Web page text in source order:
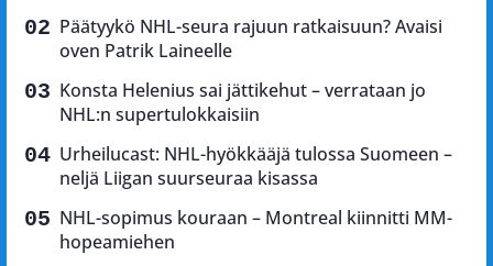
Päätyykö NHL-seura rajuun ratkaisuun? Avaisi
oven Patrik Laineelle
Konsta Helenius sai jättikehut – verrataan jo
NHL:n supertulokkaisiin
Urheilucast: NHL-hyökkääjä tulossa Suomeen –
neljä Liigan suurseuraa kisassa
NHL-sopimus kouraan – Montreal kiinnitti MM-
hopeamiehen